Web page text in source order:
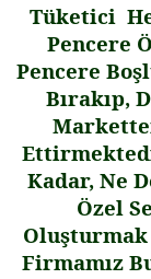
Tüketici
Pencere
Pencere Boş
Bırakıp,
Kadar, Ne
Özel
Oluşturmak
Firmamız